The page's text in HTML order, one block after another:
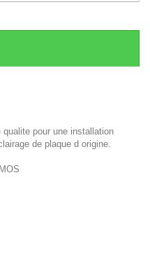
pour une installation
de plaque d origine.